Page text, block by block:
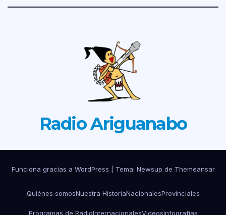
Radio Ariguanabo
Funciona gracias a WordPress Tema: Newsup de Themeansar
Quiénes somosNuestra HistoriaNacionalesProvinciales
Programas de RadioInternacionalesVideosInfografías